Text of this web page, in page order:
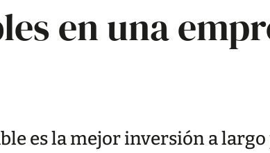
en una
es la mejor inversión a largo